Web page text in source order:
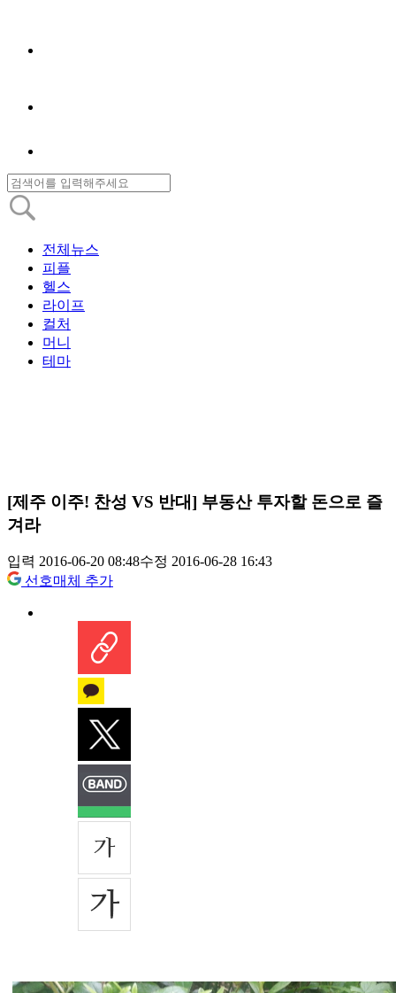
전체뉴스
피플
헬스
라이프
컬처
머니
테마
[제주 이주! 찬성 VS 반대] 부동산 투자할 돈으로 즐
겨라
입력 2016-06-20 08:48수정 2016-06-28 16:43
선호매체 추가